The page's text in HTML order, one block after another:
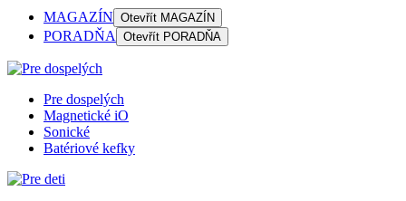
MAGAZÍN Otevřít MAGAZÍN
PORADŇA Otevřít PORADŇA
Pre dospelých
Magnetické iO
Sonické
Batériové kefky